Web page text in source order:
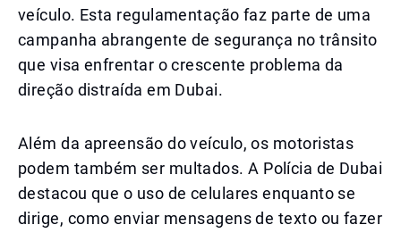
veículo. Esta regulamentação faz parte de uma
campanha abrangente de segurança no trânsito
que visa enfrentar o crescente problema da
direção distraída em Dubai.
Além da apreensão do veículo, os motoristas
podem também ser multados. A Polícia de Dubai
destacou que o uso de celulares enquanto se
dirige, como enviar mensagens de texto ou fazer